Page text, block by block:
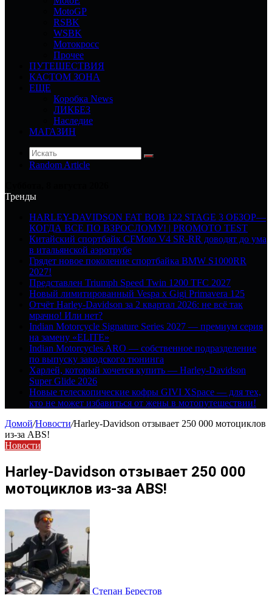
MotoGP
RSBK
WSBK
Мотокросс
Прочее
ПУТЕШЕСТВИЯ
КАСТОМ ЗОНА
ЕЩЕ
Коробка News
ЛИКБЕЗ
Наследие
МАГАЗИН
Random Article
Тренды
HARLEY-DAVIDSON FAT BOB 122 STAGE 3 ОБЗОР—
КОГДА ВСЕ ПО ВЗРОСЛОМУ! | PROMOTO TEST
Китайский спортбайк CFMoto V4 SR-RR доводят до ума
в итальянской аэротрубе
Грядет новое поколение спортбайка BMW S1000RR
2027!
Представлен Triumph Speed Twin 1200 TFC 2027
Новый лимитированный Vespa x Gigi Primavera 125
Отчёт Harley-Davidson за 2 квартал 2026: не всё так
мрачно! Или нет?
Indian Motorcycle Signature Series 2027 — премиум серия
на замену «ELITE»
Indian Motorcycles ARO — собственное подразделение
по выпуску заводского тюнинга
Харлей, который хочется купить — Harley-Davidson
Super Glide 2026
Новые телескопические кофры GIVI XSpace — для тех,
кто не может избавиться от жены в мотопутешествии!
Домой/Новости/Harley-Davidson отзывает 250 000 мотоциклов
из-за ABS!
Новости
Harley-Davidson отзывает 250 000
мотоциклов из-за ABS!
Степан Берестов